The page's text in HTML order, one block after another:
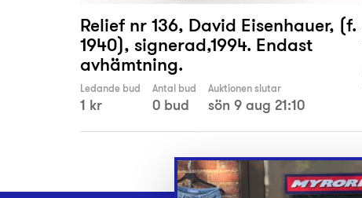
Relief nr 136, David Eisenhauer, (f.
1940), signerad,1994. Endast
avhämtning.
Ledande bud
1 kr
Antal bud
0 bud
Auktionen slutar
sön 9 aug 21:10